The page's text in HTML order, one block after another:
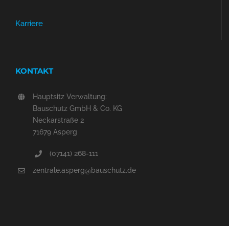
Karriere
KONTAKT
Hauptsitz Verwaltung:
Bauschutz GmbH & Co. KG
Neckarstraße 2
71679 Asperg
(07141) 268-111
zentrale.asperg@bauschutz.de